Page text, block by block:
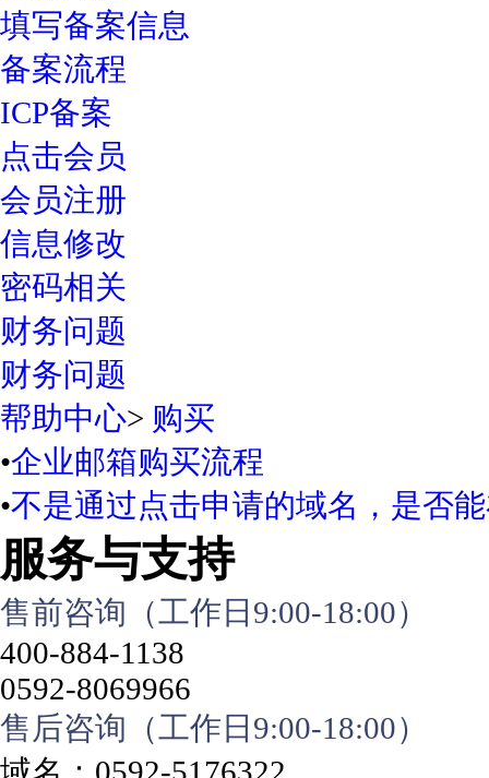
填写备案信息
备案流程
ICP备案
点击会员
会员注册
信息修改
密码相关
财务问题
财务问题
帮助中心> 购买
•企业邮箱购买流程
•不是通过点击申请的域名，是否
服务与支持
售前咨询（工作日9:00-18:00）
400-884-1138
0592-8069966
售后咨询（工作日9:00-18:00）